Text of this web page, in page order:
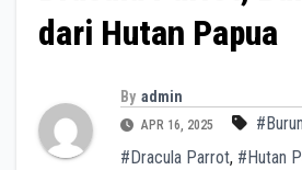
dari Hutan Papua
By admin
APR 16, 2025
#Dracula Parrot, #Hutan